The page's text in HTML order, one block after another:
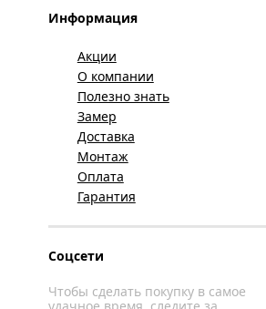
Информация
Акции
О компании
Полезно знать
Замер
Доставка
Монтаж
Оплата
Гарантия
Соцсети
Чтобы сделать покупку в самое